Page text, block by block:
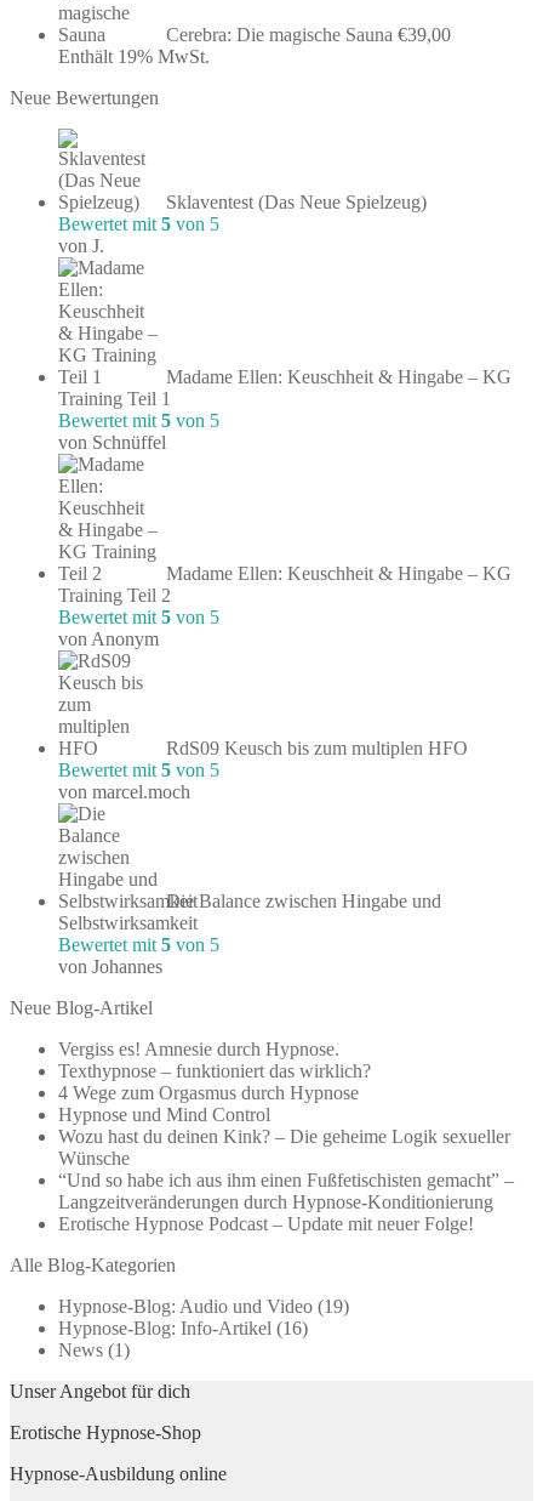
Cerebra: Die magische Sauna €39,00
Enthält 19% MwSt.
Neue Bewertungen
Sklaventest (Das Neue Spielzeug)
Bewertet mit 5 von 5
von J.
Madame Ellen: Keuschheit & Hingabe – KG
Training Teil 1
Bewertet mit 5 von 5
von Schnüffel
Madame Ellen: Keuschheit & Hingabe – KG
Training Teil 2
Bewertet mit 5 von 5
von Anonym
RdS09 Keusch bis zum multiplen HFO
Bewertet mit 5 von 5
von marcel.moch
Die Balance zwischen Hingabe und
Selbstwirksamkeit
Bewertet mit 5 von 5
von Johannes
Neue Blog-Artikel
Vergiss es! Amnesie durch Hypnose.
Texthypnose – funktioniert das wirklich?
4 Wege zum Orgasmus durch Hypnose
Hypnose und Mind Control
Wozu hast du deinen Kink? – Die geheime Logik sexueller
Wünsche
“Und so habe ich aus ihm einen Fußfetischisten gemacht” –
Langzeitveränderungen durch Hypnose-Konditionierung
Erotische Hypnose Podcast – Update mit neuer Folge!
Alle Blog-Kategorien
Hypnose-Blog: Audio und Video (19)
Hypnose-Blog: Info-Artikel (16)
News (1)
Unser Angebot für dich
Erotische Hypnose-Shop
Hypnose-Ausbildung online